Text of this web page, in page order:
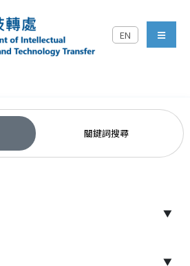
智財技轉處對
EN
menu
關鍵詞搜尋
▼
▼